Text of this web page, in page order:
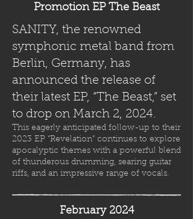
Promotion EP The Beast
SANITY, the renowned
symphonic metal band from
Berlin, Germany, has
announced the release of
their latest EP, “The Beast,” set
to drop on March 2, 2024.
This eagerly anticipated follow-up to their
2023 EP “Revelation” continues to explore
apocalyptic themes with a powerful blend
of thunderous drumming, searing guitar
riffs, and an impressive range of vocals.
February 2024